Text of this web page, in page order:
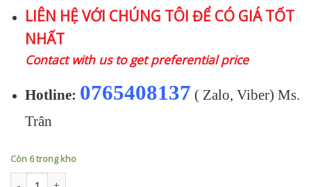
4.100.000 ₫.là:
3.500.000 ₫.
LIÊN HỆ VỚI CHÚNG TÔI ĐỂ CÓ GIÁ TỐT
NHẤT
Contact with us to get preferential price
Hotline: 0765408137 ( Zalo, Viber) Ms.
Trân
Còn 6 trong kho
Shaft Rescue Graphite design RAUNE Hybid số lượng